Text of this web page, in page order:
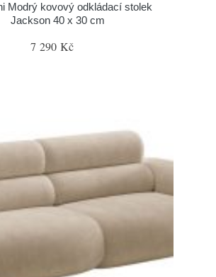
Modrý kovový odkládací stolek
Jackson 40 x 30 cm
7 290 Kč